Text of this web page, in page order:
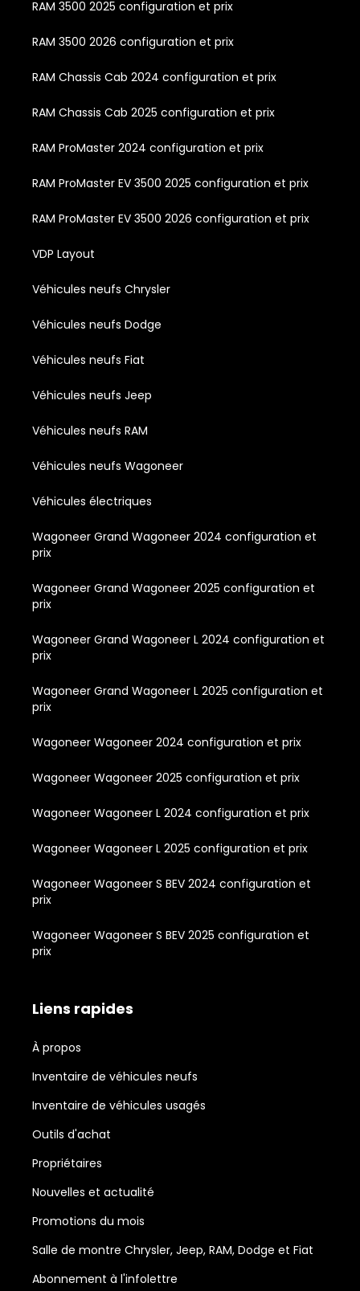
RAM 3500 2025 configuration et prix
RAM 3500 2026 configuration et prix
RAM Chassis Cab 2024 configuration et prix
RAM Chassis Cab 2025 configuration et prix
RAM ProMaster 2024 configuration et prix
RAM ProMaster EV 3500 2025 configuration et prix
RAM ProMaster EV 3500 2026 configuration et prix
VDP Layout
Véhicules neufs Chrysler
Véhicules neufs Dodge
Véhicules neufs Fiat
Véhicules neufs Jeep
Véhicules neufs RAM
Véhicules neufs Wagoneer
Véhicules électriques
Wagoneer Grand Wagoneer 2024 configuration et
prix
Wagoneer Grand Wagoneer 2025 configuration et
prix
Wagoneer Grand Wagoneer L 2024 configuration et
prix
Wagoneer Grand Wagoneer L 2025 configuration et
prix
Wagoneer Wagoneer 2024 configuration et prix
Wagoneer Wagoneer 2025 configuration et prix
Wagoneer Wagoneer L 2024 configuration et prix
Wagoneer Wagoneer L 2025 configuration et prix
Wagoneer Wagoneer S BEV 2024 configuration et
prix
Wagoneer Wagoneer S BEV 2025 configuration et
prix
Liens rapides
À propos
Inventaire de véhicules neufs
Inventaire de véhicules usagés
Outils d'achat
Propriétaires
Nouvelles et actualité
Promotions du mois
Salle de montre Chrysler, Jeep, RAM, Dodge et Fiat
Abonnement à l'infolettre